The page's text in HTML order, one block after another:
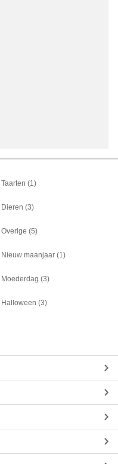
Taarten (1)
Dieren (3)
Overige (5)
Nieuw maanjaar (1)
Moederdag (3)
Halloween (3)